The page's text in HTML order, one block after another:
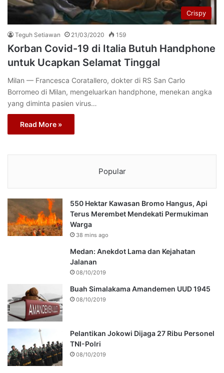
Crispy
Teguh Setiawan 21/03/2020 159
Korban Covid-19 di Italia Butuh Handphone
untuk Ucapkan Selamat Tinggal
Milan — Francesca Coratallero, dokter di RS San Carlo
Borromeo di Milan, mengeluarkan handphone, menekan angka
yang diminta pasien virus…
Read More »
Popular
550 Hektar Kawasan Bromo Hangus, Api
Terus Merembet Mendekati Permukiman
Warga
38 mins ago
Medan: Anekdot Lama dan Kejahatan
Jalanan
08/10/2019
Buah Simalakama Amandemen UUD 1945
08/10/2019
Pelantikan Jokowi Dijaga 27 Ribu Personel
TNI-Polri
08/10/2019